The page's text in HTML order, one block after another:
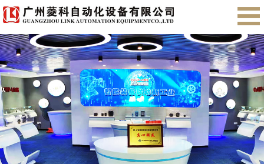
首页 关于我们 产品展示 售后服务
会员注册